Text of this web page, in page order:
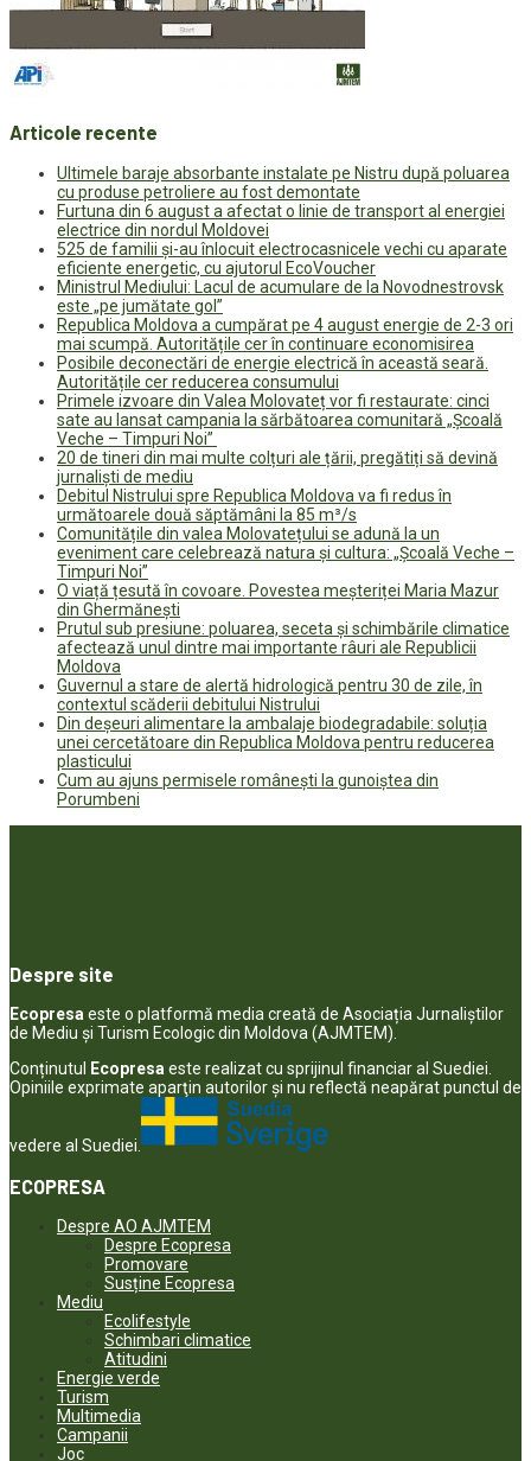
Articole recente
Ultimele baraje absorbante instalate pe Nistru după poluarea
cu produse petroliere au fost demontate
Furtuna din 6 august a afectat o linie de transport al energiei
electrice din nordul Moldovei
525 de familii și-au înlocuit electrocasnicele vechi cu aparate
eficiente energetic, cu ajutorul EcoVoucher
Ministrul Mediului: Lacul de acumulare de la Novodnestrovsk
este „pe jumătate gol”
Republica Moldova a cumpărat pe 4 august energie de 2-3 ori
mai scumpă. Autoritățile cer în continuare economisirea
Posibile deconectări de energie electrică în această seară.
Autoritățile cer reducerea consumului
Primele izvoare din Valea Molovateț vor fi restaurate: cinci
sate au lansat campania la sărbătoarea comunitară „Școală
Veche – Timpuri Noi”
20 de tineri din mai multe colțuri ale țării, pregătiți să devină
jurnaliști de mediu
Debitul Nistrului spre Republica Moldova va fi redus în
următoarele două săptămâni la 85 m³/s
Comunitățile din valea Molovatețului se adună la un
eveniment care celebrează natura și cultura: „Școală Veche –
Timpuri Noi”
O viață țesută în covoare. Povestea meșteriței Maria Mazur
din Ghermănești
Prutul sub presiune: poluarea, seceta și schimbările climatice
afectează unul dintre mai importante râuri ale Republicii
Moldova
Guvernul a stare de alertă hidrologică pentru 30 de zile, în
contextul scăderii debitului Nistrului
Din deșeuri alimentare la ambalaje biodegradabile: soluția
unei cercetătoare din Republica Moldova pentru reducerea
plasticului
Cum au ajuns permisele românești la gunoiștea din
Porumbeni
Despre site
Ecopresaeste o platformă media creată de Asociația Jurnaliștilor
de Mediu și Turism Ecologic din Moldova (AJMTEM).
Conținutul
Ecopresaeste realizat cu sprijinul financiar al Suediei.
Opiniile exprimate aparţin autorilor şi nu reflectă neapărat punctul de
vedere al Suediei.
ECOPRESA
Despre AO AJMTEM
Despre Ecopresa
Promovare
Susține Ecopresa
Mediu
Ecolifestyle
Schimbari climatice
Atitudini
Energie verde
Turism
Multimedia
Campanii
Joc